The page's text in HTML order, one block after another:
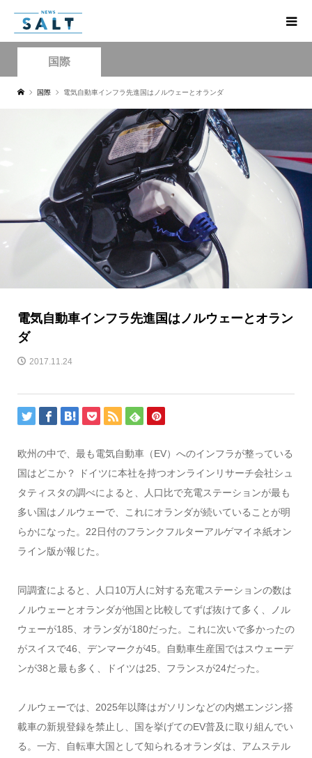
国際
国際 電気自動車インフラ先進国はノルウェーとオランダ
電気自動車インフラ先進国はノルウェーとオラン
ダ
2017.11.24
欧州の中で、最も電気自動車（EV）へのインフラが整っている
国はどこか？ ドイツに本社を持つオンラインリサーチ会社シュ
タティスタの調べによると、人口比で充電ステーションが最も
多い国はノルウェーで、これにオランダが続いていることが明
らかになった。22日付のフランクフルターアルゲマイネ紙オン
ライン版が報じた。
同調査によると、人口10万人に対する充電ステーションの数は
ノルウェーとオランダが他国と比較してずば抜けて多く、ノル
ウェーが185、オランダが180だった。これに次いで多かったの
がスイスで46、デンマークが45。自動車生産国ではスウェーデ
ンが38と最も多く、ドイツは25、フランスが24だった。
ノルウェーでは、2025年以降はガソリンなどの内燃エンジン搭
載車の新規登録を禁止し、国を挙げてのEV普及に取り組んでい
る。一方、自転車大国として知られるオランダは、アムステル